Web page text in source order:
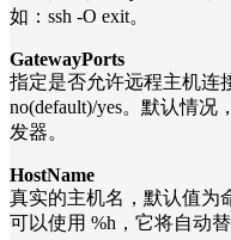
如：ssh -O exit。
GatewayPorts
指定是否允许远程主机连
no(default)/yes。默认情
发器。
HostName
真实的主机名，默认值为
可以使用 %h，它将自动